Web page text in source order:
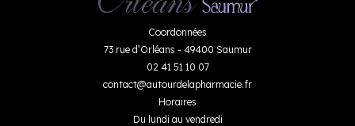
Coordonnées
73 rue d’Orléans - 49400 Saumur
02 41 51 10 07
contact@autourdelapharmacie.fr
Horaires
Du lundi au vendredi